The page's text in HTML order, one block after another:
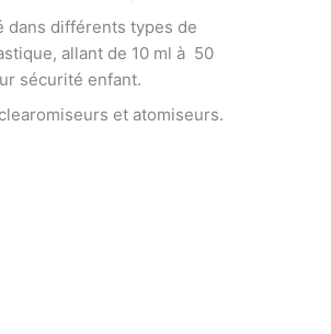
dans différents types de
allant de 10 ml à 50
sécurité enfant.
et atomiseurs.